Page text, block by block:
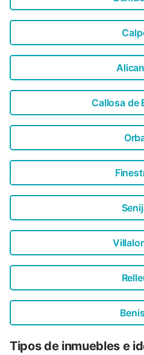
Callosa de
Tipos de inmuebles e